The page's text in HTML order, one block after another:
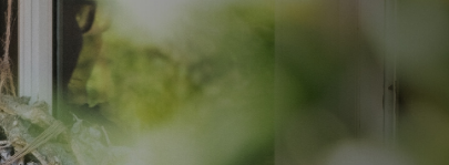
23.01.2023, 15:24 Uhr